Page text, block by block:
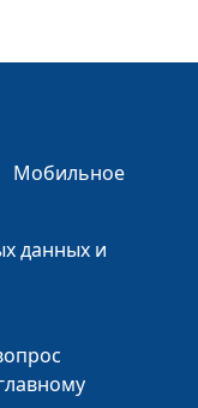
и
Мобильное
данных и